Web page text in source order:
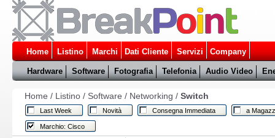
Home Listino Marchi Dati Cliente Servizi Company
Hardware Software Fotografia Telefonia Audio Video
Home / Listino/ Software / Networking / Switch
Last Week Novità Consegna Immediata a
Marchio: Cisco